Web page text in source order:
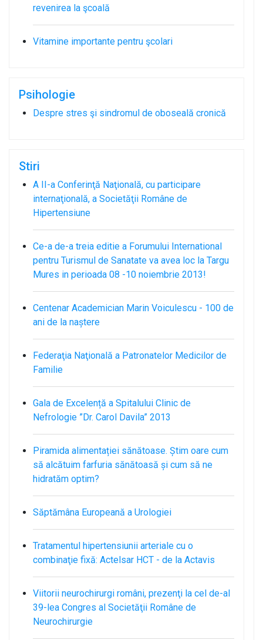
revenirea la şcoală
Vitamine importante pentru şcolari
Psihologie
Despre stres şi sindromul de oboseală cronică
Stiri
A II-a Conferinţă Naţională, cu participare
internaţională, a Societăţii Române de
Hipertensiune
Ce-a de-a treia editie a Forumului International
pentru Turismul de Sanatate va avea loc la Targu
Mures in perioada 08 -10 noiembrie 2013!
Centenar Academician Marin Voiculescu - 100 de
ani de la naștere
Federaţia Naţională a Patronatelor Medicilor de
Familie
Gala de Excelență a Spitalului Clinic de
Nefrologie ”Dr. Carol Davila” 2013
Piramida alimentației sănătoase. Știm oare cum
să alcătuim farfuria sănătoasă și cum să ne
hidratăm optim?
Săptămâna Europeană a Urologiei
Tratamentul hipertensiunii arteriale cu o
combinaţie fixă: Actelsar HCT - de la Actavis
Viitorii neurochirurgi români, prezenţi la cel de-al
39-lea Congres al Societăţii Române de
Neurochirurgie